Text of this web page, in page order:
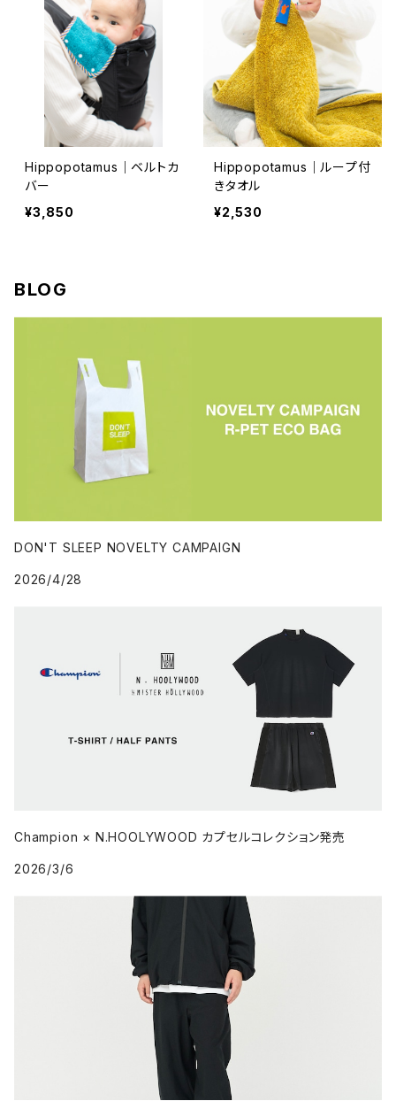
Hippopotamus｜ベルトカ
バー
¥3,850
Hippopotamus｜ループ付
きタオル
¥2,530
BLOG
DON'T SLEEP NOVELTY CAMPAIGN
2026/4/28
Champion × N.HOOLYWOOD カプセルコレクション発売
2026/3/6